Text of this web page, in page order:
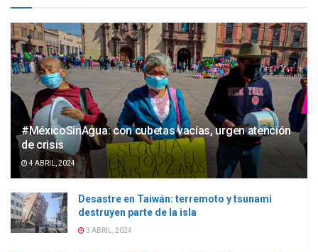
#MéxicoSinAgua: con cubetas vacías, urgen atención
de crisis
4 ABRIL, 2024
Desastre en Taiwán: terremoto y tsunami
destruyen parte de la isla
3 ABRIL, 2024